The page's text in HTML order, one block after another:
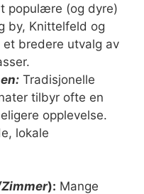
populære (og dyre)
by, Knittelfeld og
bredere utvalg av
Tradisjonelle
tilbyr ofte en
opplevelse.
lokale
): Mange